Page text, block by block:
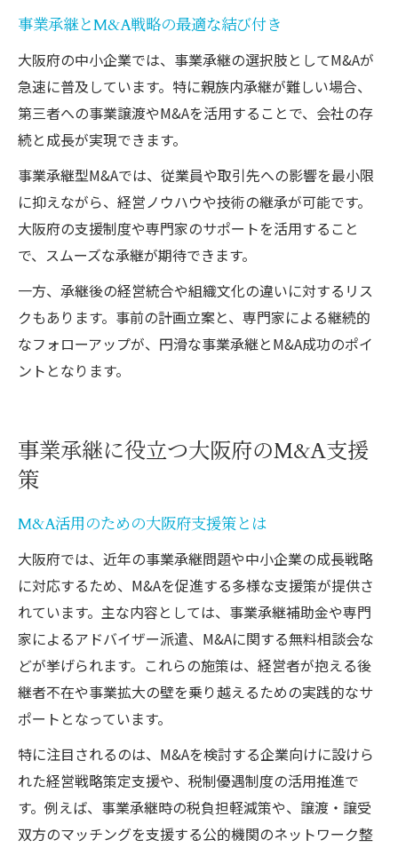
事業承継とM&A戦略の最適な結び付き
大阪府の中小企業では、事業承継の選択肢としてM&Aが
急速に普及しています。特に親族内承継が難しい場合、
第三者への事業譲渡やM&Aを活用することで、会社の存
続と成長が実現できます。
事業承継型M&Aでは、従業員や取引先への影響を最小限
に抑えながら、経営ノウハウや技術の継承が可能です。
大阪府の支援制度や専門家のサポートを活用すること
で、スムーズな承継が期待できます。
一方、承継後の経営統合や組織文化の違いに対するリス
クもあります。事前の計画立案と、専門家による継続的
なフォローアップが、円滑な事業承継とM&A成功のポイ
ントとなります。
事業承継に役立つ大阪府のM&A支援
策
M&A活用のための大阪府支援策とは
大阪府では、近年の事業承継問題や中小企業の成長戦略
に対応するため、M&Aを促進する多様な支援策が提供さ
れています。主な内容としては、事業承継補助金や専門
家によるアドバイザー派遣、M&Aに関する無料相談会な
どが挙げられます。これらの施策は、経営者が抱える後
継者不在や事業拡大の壁を乗り越えるための実践的なサ
ポートとなっています。
特に注目されるのは、M&Aを検討する企業向けに設けら
れた経営戦略策定支援や、税制優遇制度の活用推進で
す。例えば、事業承継時の税負担軽減策や、譲渡・譲受
双方のマッチングを支援する公的機関のネットワーク整